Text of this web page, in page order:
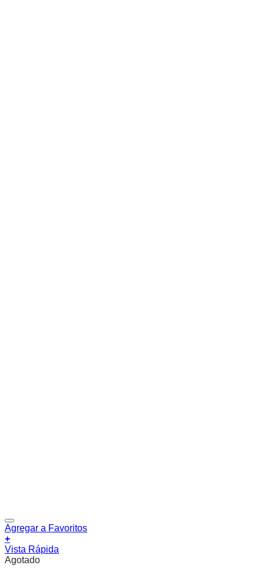
Agregar a Favoritos
+
Vista Rápida
Agotado